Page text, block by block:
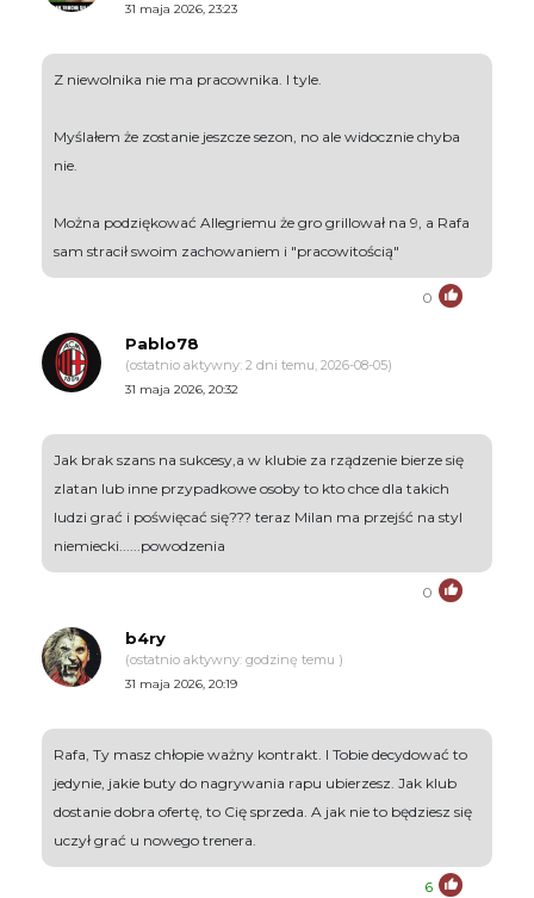
31 maja 2026, 23:23
Z niewolnika nie ma pracownika. I tyle.
Myślałem że zostanie jeszcze sezon, no ale widocznie chyba
nie.
Można podziękować Allegriemu że gro grillował na 9, a Rafa
sam stracił swoim zachowaniem i "pracowitością"
0
Pablo78
(ostatnio aktywny: 2 dni temu, 2026-08-05)
31 maja 2026, 20:32
Jak brak szans na sukcesy,a w klubie za rządzenie bierze się
zlatan lub inne przypadkowe osoby to kto chce dla takich
ludzi grać i poświęcać się??? teraz Milan ma przejść na styl
niemiecki......powodzenia
0
b4ry
(ostatnio aktywny: godzinę temu )
31 maja 2026, 20:19
Rafa, Ty masz chłopie ważny kontrakt. I Tobie decydować to
jedynie, jakie buty do nagrywania rapu ubierzesz. Jak klub
dostanie dobra ofertę, to Cię sprzeda. A jak nie to będziesz się
uczył grać u nowego trenera.
6